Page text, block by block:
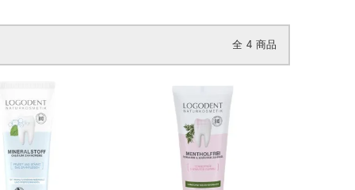
全 4 商品